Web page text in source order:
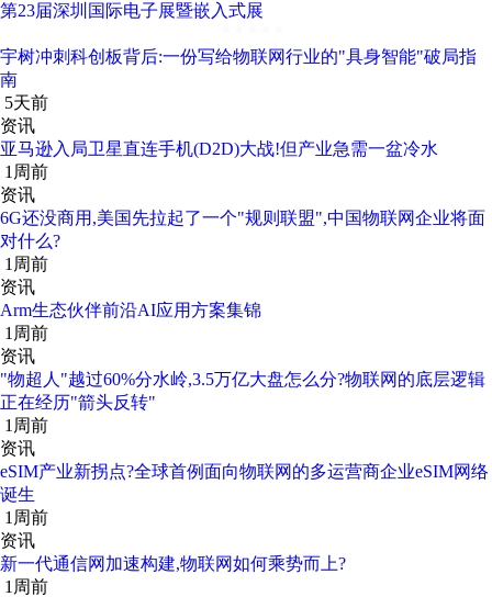
第23届深圳国际电子展暨嵌入式展
宇树冲刺科创板背后:一份写给物联网行业的"具身智能"破局指
南
5天前
资讯
亚马逊入局卫星直连手机(D2D)大战!但产业急需一盆冷水
1周前
资讯
6G还没商用,美国先拉起了一个"规则联盟",中国物联网企业将面
对什么?
1周前
资讯
Arm生态伙伴前沿AI应用方案集锦
1周前
资讯
"物超人"越过60%分水岭,3.5万亿大盘怎么分?物联网的底层逻辑
正在经历"箭头反转"
1周前
资讯
eSIM产业新拐点?全球首例面向物联网的多运营商企业eSIM网络
诞生
1周前
资讯
新一代通信网加速构建,物联网如何乘势而上?
1周前